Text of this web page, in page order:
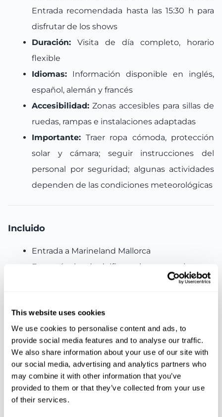
This website uses cookies
We use cookies to personalise content and ads, to
provide social media features and to analyse our traffic.
We also share information about your use of our site with
our social media, advertising and analytics partners who
may combine it with other information that you’ve
provided to them or that they’ve collected from your use
of their services.
Entrada recomendada hasta las 15:30 h para
disfrutar de los shows
Duración: Visita de día completo, horario
flexible
Idiomas: Información disponible en inglés,
español, alemán y francés
Accesibilidad: Zonas accesibles para sillas de
ruedas, rampas e instalaciones adaptadas
Importante: Traer ropa cómoda, protección
solar y cámara; seguir instrucciones del
personal por seguridad; algunas actividades
dependen de las condiciones meteorológicas
Incluido
Entrada a Marineland Mallorca
Espectáculos de delfines y leones marinos
Zonas de pingüinos y aves exóticas
Zonas acuáticas infantiles
Uso de las instalaciones del parque
No incluye:
Comida y bebidas
Recuerdos